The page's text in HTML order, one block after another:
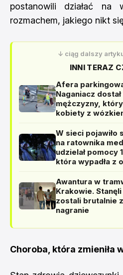
postanowili działać
rozmachem, jakiego nikt
↓ ciąg dalszy
INNI TERAZ
Afera
Naganiacz
mężczyzny,
kobiety z
W sieci pojawiło
na ratownika
udzielał pomocy
która wypadła z
Awantura w
Krakowie.
zostali brutalnie
nagranie
Choroba, która zmieniła